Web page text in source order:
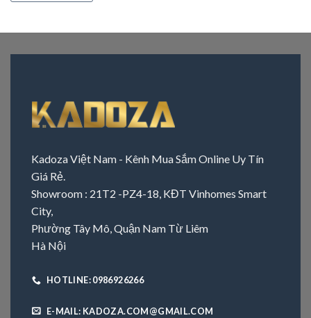
Kadoza Việt Nam - Kênh Mua Sắm Online Uy Tín
Giá Rẻ.
Showroom : 21T2 -PZ4-18, KĐT Vinhomes Smart
City,
Phường Tây Mô, Quận Nam Từ Liêm
Hà Nội
HOTLINE: 0986926266
E-MAIL: KADOZA.COM@GMAIL.COM